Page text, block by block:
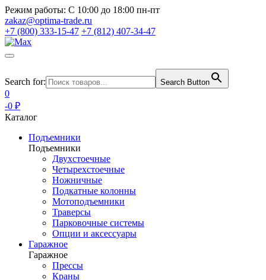
Режим работы: С 10:00 до 18:00 пн-пт
zakaz@optima-trade.ru
+7 (800) 333-15-47 +7 (812) 407-34-47
Search for: Search Button
0
-0 ₽
Каталог
Подъемники
Подъемники
Двухстоечные
Четырехстоечные
Ножничные
Подкатные колонны
Мотоподъемники
Траверсы
Парковочные системы
Опции и аксессуары
Гаражное
Гаражное
Прессы
Краны